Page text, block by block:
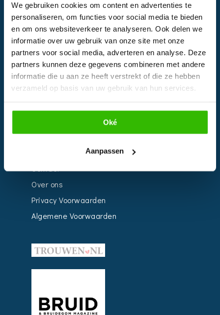
We gebruiken cookies om content en advertenties te
personaliseren, om functies voor social media te bieden
en om ons websiteverkeer te analyseren. Ook delen we
informatie over uw gebruik van onze site met onze
partners voor social media, adverteren en analyse. Deze
partners kunnen deze gegevens combineren met andere
informatie die u aan ze heeft verstrekt of die ze hebben
verzameld op basis van uw gebruik van hun services.
Oké
Aanpassen
EVENTS
Kalender
Bedrijven
Impressie
Over ons
Privacy Voorwaarden
Algemene Voorwaarden